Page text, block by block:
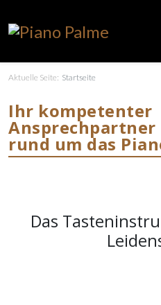
Aktuelle Seite: Startseite
Ihr kompetenter
rund um das
Das